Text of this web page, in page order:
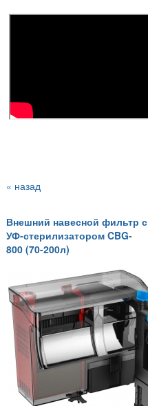
« назад
Внешний навесной фильтр с
УФ-стерилизатором CBG-
800 (70-200л)